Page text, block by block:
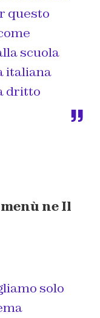
questo
scuola
italiana
dritto
ne Il
solo